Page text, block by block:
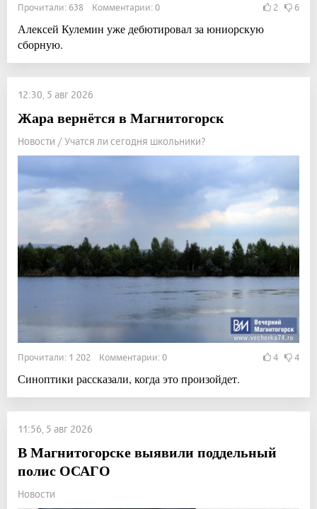
Прочитали: 638 Комментарии: 0 2 6
Алексей Кулемин уже дебютировал за юниорскую
сборную.
12:30, 5 авг 2026
Жара вернётся в Магнитогорск
Новости / Учатся ли сегодня школьники?
Прочитали: 1 202 Комментарии: 0 4 4
Синоптики рассказали, когда это произойдет.
11:56, 5 авг 2026
В Магнитогорске выявили поддельный
полис ОСАГО
Новости